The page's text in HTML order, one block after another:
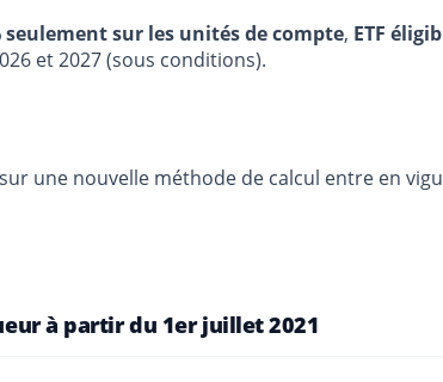
seulement sur les unités de compte, ETF
et 2027 (sous conditions).
une nouvelle méthode de calcul entre en
à partir du 1er juillet 2021